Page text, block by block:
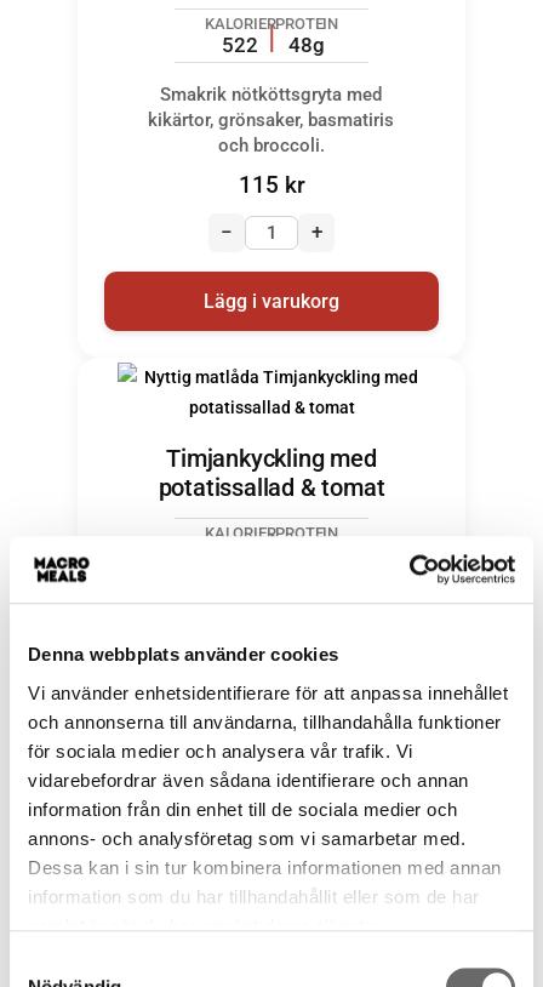
Denna webbplats använder cookies
Vi använder enhetsidentifierare för att anpassa innehållet
och annonserna till användarna, tillhandahålla funktioner
för sociala medier och analysera vår trafik. Vi
vidarebefordrar även sådana identifierare och annan
information från din enhet till de sociala medier och
annons- och analysföretag som vi samarbetar med.
Dessa kan i sin tur kombinera informationen med annan
information som du har tillhandahållit eller som de har
KALORIER
522
PROTEIN
48g
Smakrik nötköttsgryta med
kikärtor, grönsaker, basmatiris
och broccoli.
115 kr
− +
Lägg i varukorg
Timjankyckling med
potatissallad & tomat
KALORIERPROTEIN
Kycklingfilé, tomat och en
kan ätas både kall eller varm.
115kr
Lägg i varukorg